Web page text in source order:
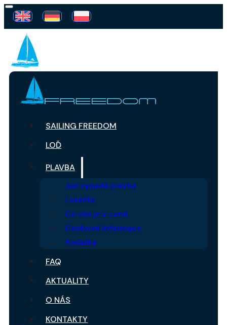
SAILING FREEDOM
LOĎ
PLAVBA
Jak vypadá plavba
Lokalita
Co vše je v ceně
Cestovní informace
Posádka
FAQ
AKTUALITY
O NÁS
KONTAKTY